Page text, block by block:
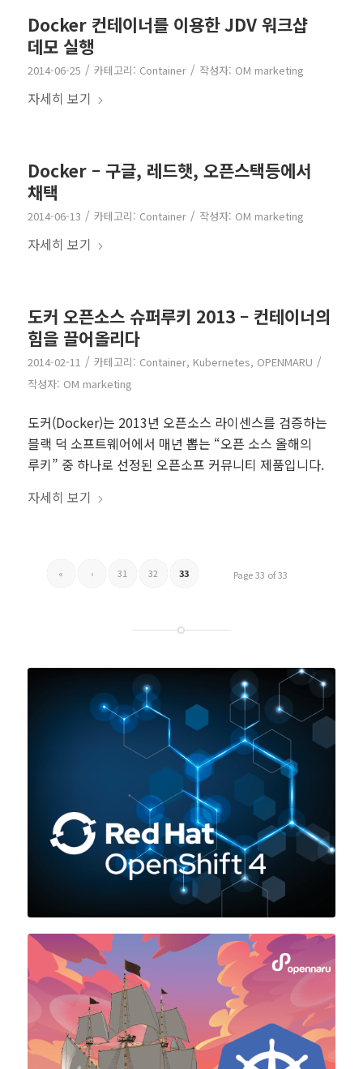
Docker 컨테이너를 이용한 JDV 워크샵
데모 실행
2014-06-25 / 카테고리: Container / 작성자: OM marketing
자세히 보기
Docker – 구글, 레드햇, 오픈스택등에서
채택
2014-06-13 / 카테고리: Container / 작성자: OM marketing
자세히 보기
도커 오픈소스 슈퍼루키 2013 – 컨테이너의
힘을 끌어올리다
2014-02-11 / 카테고리: Container, Kubernetes, OPENMARU /
작성자: OM marketing
도커(Docker)는 2013년 오픈소스 라이센스를 검증하는
블랙 덕 소프트웨어에서 매년 뽑는 “오픈 소스 올해의
루키” 중 하나로 선정된 오픈소프 커뮤니티 제품입니다.
자세히 보기
Page 33 of 33
« ‹ 31 32 33